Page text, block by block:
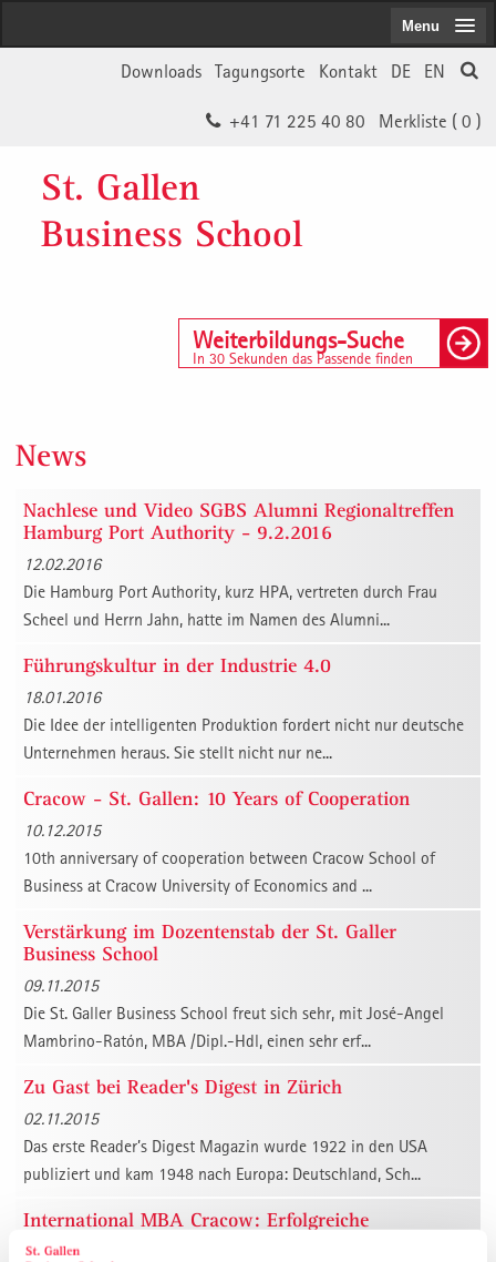
EN
DE
Kontakt
Tagungsorte
Downloads
Merkliste ( 0 )
+41 71 225 40 80
St. Gallen
Business School
Weiterbildungs-Suche
In 30 Sekunden das Passende finden
Menu
News
Nachlese und Video SGBS Alumni Regionaltreffen
Hamburg Port Authority - 9.2.2016
12.02.2016
Die Hamburg Port Authority, kurz HPA, vertreten durch Frau
Scheel und Herrn Jahn, hatte im Namen des Alumni...
Führungskultur in der Industrie 4.0
18.01.2016
Die Idee der intelligenten Produktion fordert nicht nur deutsche
Unternehmen heraus. Sie stellt nicht nur ne...
Cracow - St. Gallen: 10 Years of Cooperation
10.12.2015
10th anniversary of cooperation between Cracow School of
Business at Cracow University of Economics and ...
Verstärkung im Dozentenstab der St. Galler
Business School
09.11.2015
Die St. Galler Business School freut sich sehr, mit José-Angel
Mambrino-Ratón, MBA /Dipl.-Hdl, einen sehr erf...
Zu Gast bei Reader's Digest in Zürich
02.11.2015
Das erste Reader’s Digest Magazin wurde 1922 in den USA
publiziert und kam 1948 nach Europa: Deutschland, Sch...
International MBA Cracow: Erfolgreiche
AbsolventInnen 2015